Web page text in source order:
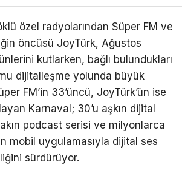
özel radyolarından Süper FM ve
öncüsü JoyTürk, Ağustos
kutlarken, bağlı bulundukları
dijitalleşme yolunda büyük
FM’in 33’üncü, JoyTürk’ün ise
Karnaval; 30’u aşkın dijital
podcast serisi ve milyonlarca
mobil uygulamasıyla dijital ses
sürdürüyor.